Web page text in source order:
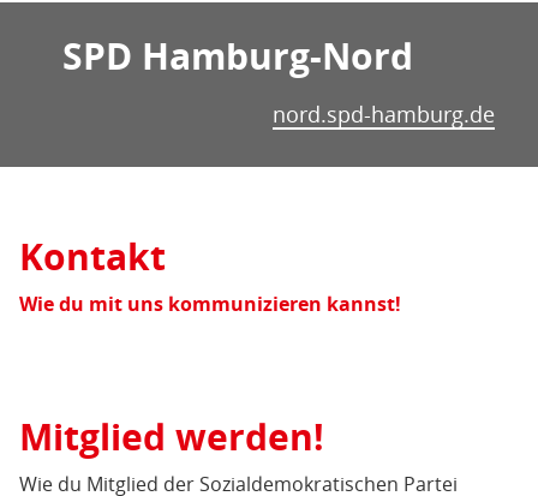
SPD Hamburg-Nord
nord.spd-hamburg.de
Kontakt
Wie du mit uns kommunizieren kannst!
Mitglied werden!
Wie du Mitglied der Sozialdemokratischen Partei